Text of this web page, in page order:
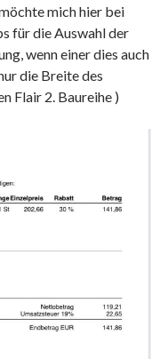
mich hier bei
für die Auswahl der
wenn einer dies auch
die Breite des
Flair 2. Baureihe )